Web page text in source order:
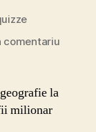
comentariula
la
milionar